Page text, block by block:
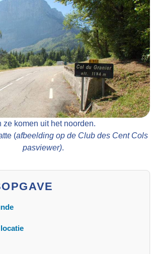
ze komen uit het noorden.
(afbeelding op de Club des Cent Cols
pasviewer).